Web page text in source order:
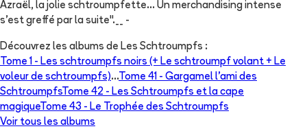
Azraël, la jolie schtroumpfette... Un merchandising intense
s'est greffé par la suite".__ -
Découvrez les albums de Les Schtroumpfs :
Tome 1 - Les schtroumpfs noirs (+ Le schtroumpf volant + Le
voleur de schtroumpfs)...Tome 41 - Gargamel l'ami des
SchtroumpfsTome 42 - Les Schtroumpfs et la cape
magiqueTome 43 - Le Trophée des Schtroumpfs
Voir tous les albums